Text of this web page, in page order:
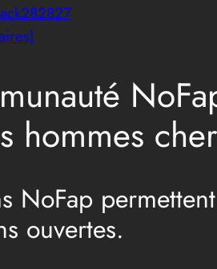
hommes
NoFap
ouvertes.